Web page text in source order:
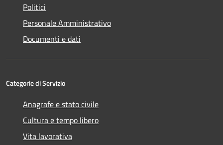
Politici
Personale Amministrativo
Documenti e dati
Categorie di Servizio
Anagrafe e stato civile
Cultura e tempo libero
Vita lavorativa